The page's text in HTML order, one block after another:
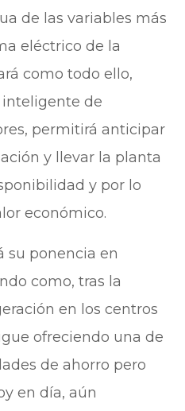
de las variables más
eléctrico de la
como todo ello,
de
permitirá anticipar
y llevar la planta
y por lo
económico.
su ponencia en
como, tras la
en los centros
ofreciendo una de
de ahorro pero
en día, aún